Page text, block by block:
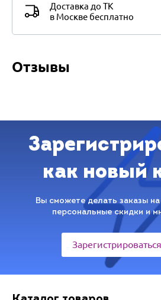
Доставка до ТК
в Москве бесплатно
Отзывы
как новый
Вы сможете делать заказы
персональные скидки и